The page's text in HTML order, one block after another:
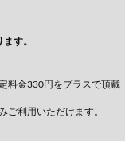
す。
料金330円をプラスで頂戴
ご利用いただけます。